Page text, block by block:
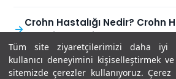
Tüm site ziyaretçilerimizi daha iyi
kullanıcı deneyimini kişiselleştirmek
sitemizde çerezler kullanıyoruz. Çerez
Crohn Hastalığı Nedir? Crohn
Tüketilmemeli?
Psikolojinin Bağırsak